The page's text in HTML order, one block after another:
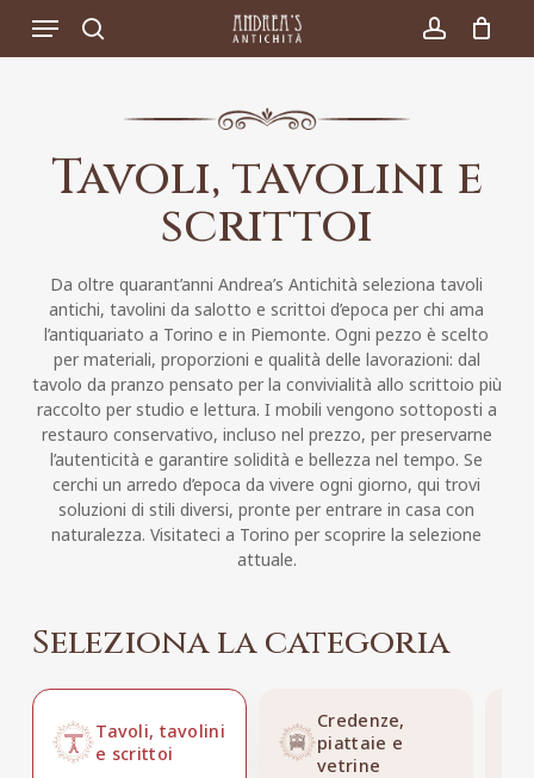
search account
Menu
Tavoli, tavolini e
scrittoi
Da oltre quarant’anni Andrea’s Antichità seleziona tavoli
antichi, tavolini da salotto e scrittoi d’epoca per chi ama
l’antiquariato a Torino e in Piemonte. Ogni pezzo è scelto
per materiali, proporzioni e qualità delle lavorazioni: dal
tavolo da pranzo pensato per la convivialità allo scrittoio più
raccolto per studio e lettura. I mobili vengono sottoposti a
restauro conservativo, incluso nel prezzo, per preservarne
l’autenticità e garantire solidità e bellezza nel tempo. Se
cerchi un arredo d’epoca da vivere ogni giorno, qui trovi
soluzioni di stili diversi, pronte per entrare in casa con
naturalezza. Visitateci a Torino per scoprire la selezione
attuale.
Seleziona la categoria
Tavoli, tavolini
e scrittoi
Credenze,
piattaie e
vetrine